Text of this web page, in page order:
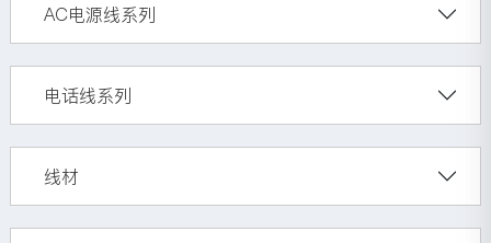
AC电源线系列
电话线系列
线材